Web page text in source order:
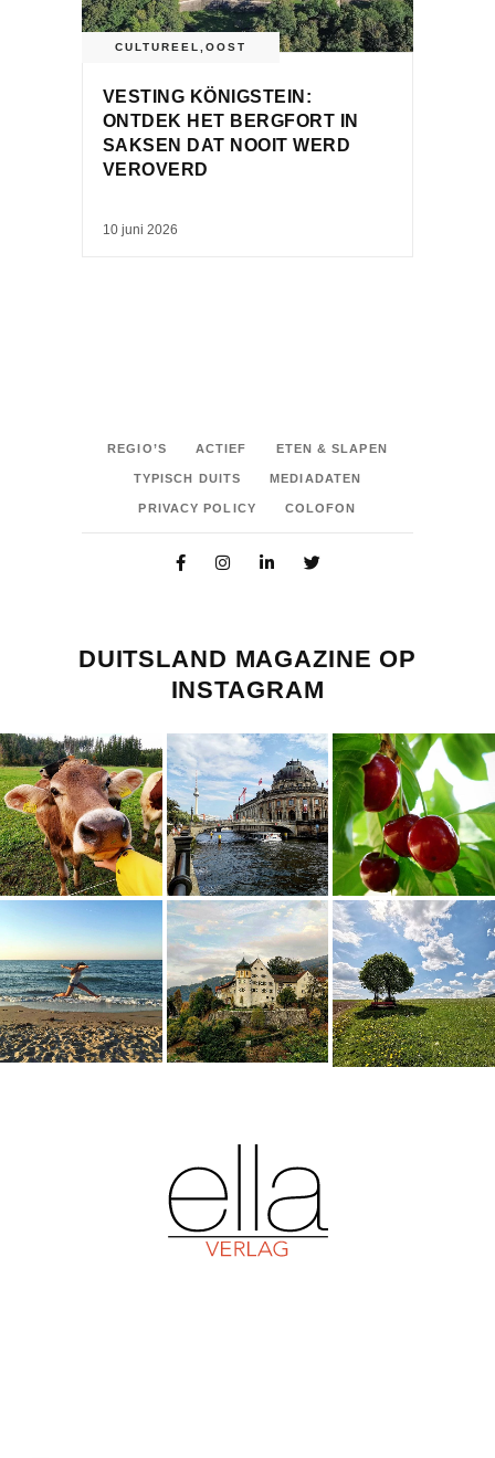
CULTUREEL OOST
VESTING KÖNIGSTEIN:
ONTDEK HET BERGFORT IN
SAKSEN DAT NOOIT WERD
VEROVERD
10 juni 2026
REGIO’S ACTIEF ETEN & SLAPEN
TYPISCH DUITS MEDIADATEN
PRIVACY POLICY COLOFON
DUITSLAND MAGAZINE OP
INSTAGRAM